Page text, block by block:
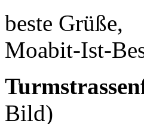
beste Grüße,
Moabit-Ist-
Bild)